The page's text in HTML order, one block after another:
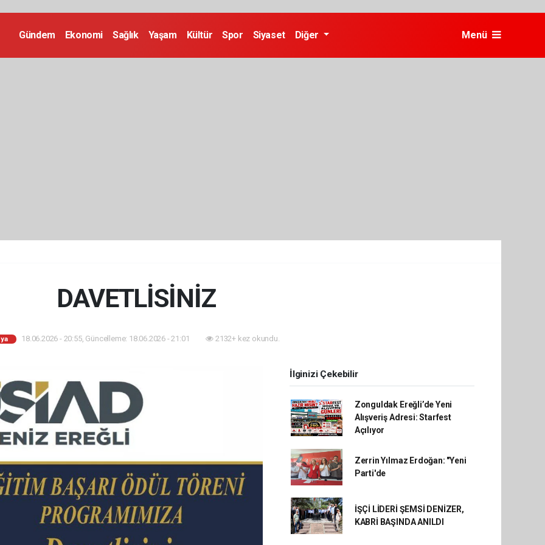
Gündem Ekonomi Sağlık Yaşam Kültür Spor Siyaset Diğer Menü
DAVETLİSİNİZ
18.06.2026 - 20:55, Güncelleme: 18.06.2026 - 21:01 2132+ kez okundu.
İlginizi Çekebilir
Zonguldak Ereğli’de Yeni
Alışveriş Adresi: Starfest
Açılıyor
Zerrin Yılmaz Erdoğan: "Yeni
Parti'de
İŞÇİ LİDERİ ŞEMSİ DENİZER,
KABRİ BAŞINDA ANILDI